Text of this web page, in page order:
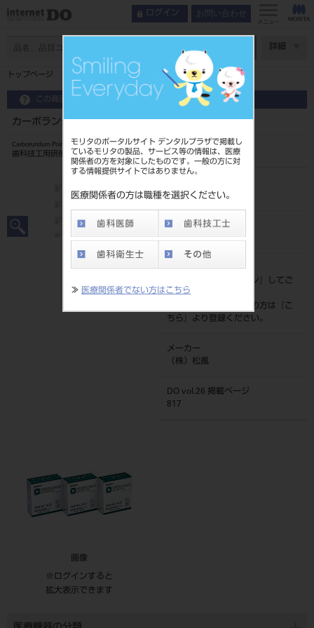
モリタのポータルサイト デンタルプラザで掲載し
ているモリタの製品、サービス等の情報は、医療
関係者の方を対象にしたものです。一般の方に対
する情報提供サイトではありません。
医療関係者の方は職種を選択ください。
≫ 医療関係者でない方はこちら
ログイン お問い合わせ
メニュー
詳細
トップページ カーボランダムポイント HP 120入 ＃10
この商品に関するお問い合わせ
カーボランダムポイント HP 120入 ＃10
Carborundum Point and Wheel
歯科技工用研削器材
20432020210
JAN/EANコード
標準価格
ログイン
』してご
覧ください。
ネット会員登録がまだの方は『
こ
ちら
』より登録ください。
メーカー
（株）松風
DO vol.26 掲載ページ
817
画像
※ログインすると
拡大表示できます